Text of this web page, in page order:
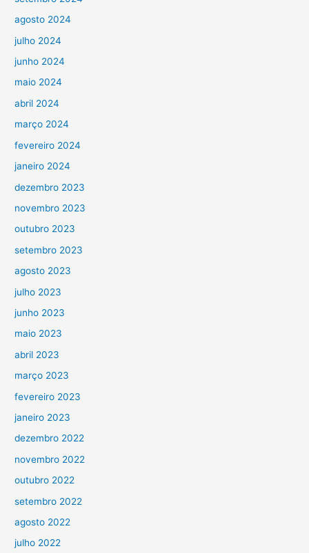
agosto 2024
julho 2024
junho 2024
maio 2024
abril 2024
março 2024
fevereiro 2024
janeiro 2024
dezembro 2023
novembro 2023
outubro 2023
setembro 2023
agosto 2023
julho 2023
junho 2023
maio 2023
abril 2023
março 2023
fevereiro 2023
janeiro 2023
dezembro 2022
novembro 2022
outubro 2022
setembro 2022
agosto 2022
julho 2022